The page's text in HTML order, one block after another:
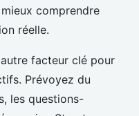
comprendre
réelle.
facteur clé pour
Prévoyez du
les questions-